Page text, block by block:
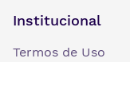
Institucional
Termos de Uso